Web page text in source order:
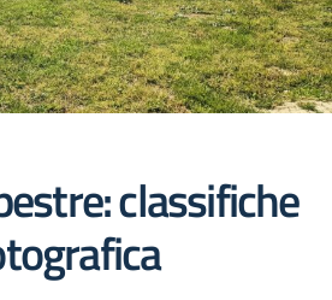
classifiche